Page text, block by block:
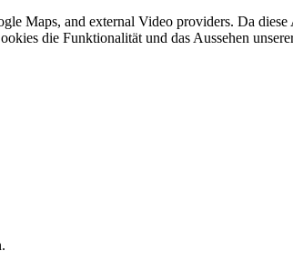
Maps, and external Video providers. Da
die Funktionalität und das Aussehen